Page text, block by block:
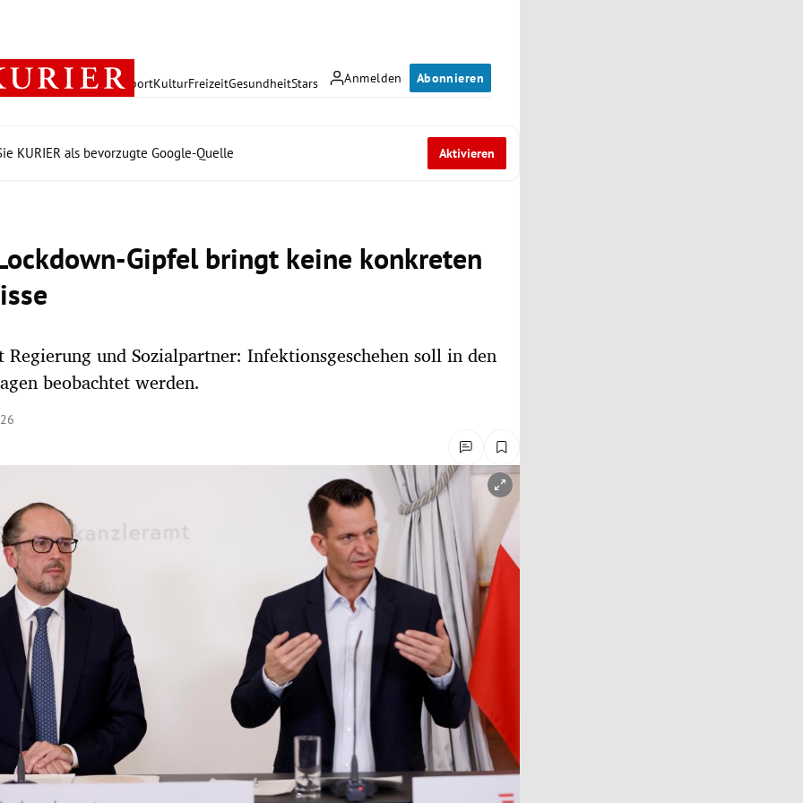
Anmelden Abonnieren
PolitikWirtschaft SportKulturFreizeitGesundheitStars
KURIER als bevorzugte Google-Quelle Aktivieren
Gipfel bringt keine konkreten
und Sozialpartner: Infektionsgeschehen soll in den
beobachtet werden.
öffnen/schließen